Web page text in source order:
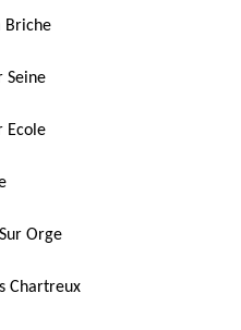
Briche
Seine
Ecole
Orge
Chartreux